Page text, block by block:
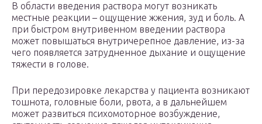
В области введения раствора могут возникать
местные реакции – ощущение жжения, зуд и боль. А
при быстром внутривенном введении раствора
может повышаться внутричерепное давление, из-за
чего появляется затрудненное дыхание и ощущение
тяжести в голове.
При передозировке лекарства у пациента возникают
тошнота, головные боли, рвота, а в дальнейшем
может развиться психомоторное возбуждение,